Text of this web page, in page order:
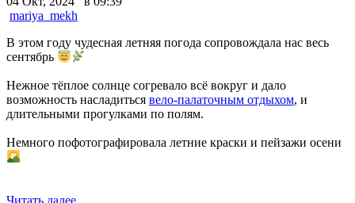
mariya_mekh
В этом году чудесная летняя погода сопровождала нас весь
сентябрь
Нежное тёплое солнце согревало всё вокруг и дало
возможность насладиться вело-палаточным отдыхом, и
длительными прогулками по полям.
Немного пофотографировала летние краски и пейзажи осени
Читать далее…